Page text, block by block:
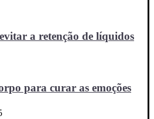
a retenção de líquidos
para curar as emoções